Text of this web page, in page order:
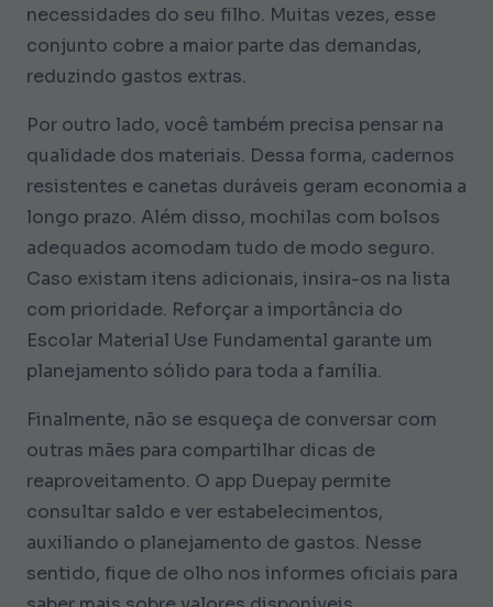
necessidades do seu filho. Muitas vezes, esse
conjunto cobre a maior parte das demandas,
reduzindo gastos extras.
Por outro lado, você também precisa pensar na
qualidade dos materiais. Dessa forma, cadernos
resistentes e canetas duráveis geram economia a
longo prazo. Além disso, mochilas com bolsos
adequados acomodam tudo de modo seguro.
Caso existam itens adicionais, insira-os na lista
com prioridade. Reforçar a importância do
Escolar Material Use Fundamental garante um
planejamento sólido para toda a família.
Finalmente, não se esqueça de conversar com
outras mães para compartilhar dicas de
reaproveitamento. O app Duepay permite
consultar saldo e ver estabelecimentos,
auxiliando o planejamento de gastos. Nesse
sentido, fique de olho nos informes oficiais para